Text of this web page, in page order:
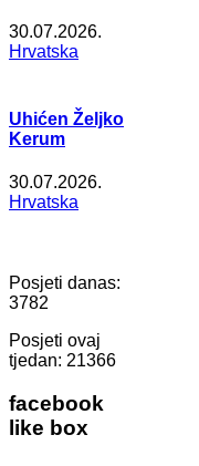
30.07.2026.
Hrvatska
Uhićen Željko
Kerum
30.07.2026.
Hrvatska
Posjeti danas:
3782
Posjeti ovaj
tjedan: 21366
facebook
like box